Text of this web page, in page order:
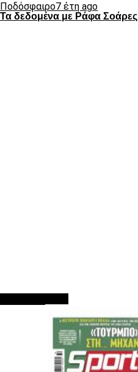
Ποδόσφαιρο7 έτη ago
Τα δεδομένα με Ράφα Σοάρες